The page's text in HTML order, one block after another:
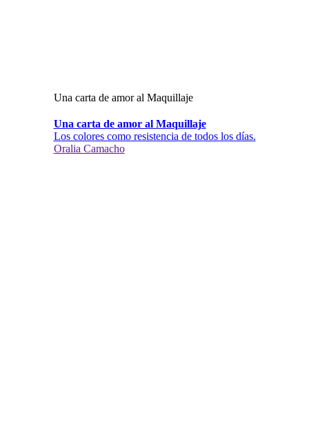
Una carta de amor al Maquillaje
Una carta de amor al Maquillaje
Los colores como resistencia de todos los días.
Oralia Camacho